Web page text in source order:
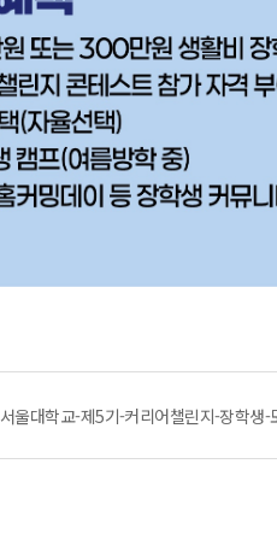
서울대학교-제5기-커리어챌린지-장학